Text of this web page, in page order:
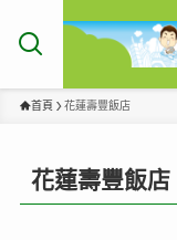
首頁 花蓮壽豐飯店
花蓮壽豐飯店